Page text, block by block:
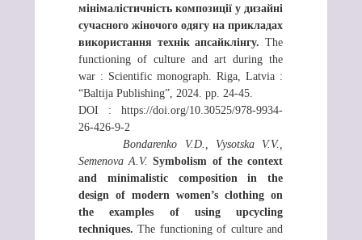
мінімалістичність композиції у дизайні
сучасного жіночого одягу на прикладах
використання технік апсайклінгу. The
functioning of culture and art during the
war : Scientific monograph. Riga, Latvia :
“Baltija Publishing”, 2024. рр. 24-45.
DOI : https://doi.org/10.30525/978-9934-
26-426-9-2
Bondarenko V.D., Vysotska V.V.,
Semenova A.V. Symbolism of the context
and minimalistic composition in the
design of modern women’s clothing on
the examples of using upcycling
techniques. The functioning of culture and